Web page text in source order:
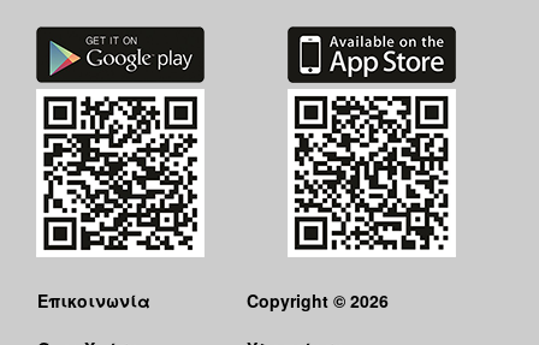
Επικοινωνία
Copyright © 2026